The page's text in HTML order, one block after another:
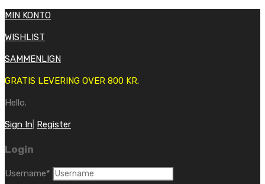
MIN KONTO
WISHLIST
SAMMENLIGN
GRATIS LEVERING OVER 800 KR.
Hello.
Sign In Register
Login
Username*